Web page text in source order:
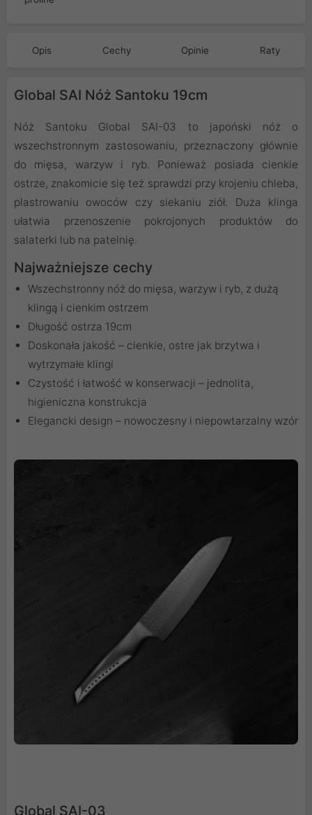
Opis Cechy Opinie Raty
Global SAI Nóż Santoku 19cm
Nóż Santoku Global SAI-03 to japoński nóż o
wszechstronnym zastosowaniu, przeznaczony głównie
do mięsa, warzyw i ryb. Ponieważ posiada cienkie
ostrze, znakomicie się też sprawdzi przy krojeniu chleba,
plastrowaniu owoców czy siekaniu ziół. Duża klinga
ułatwia przenoszenie pokrojonych produktów do
salaterki lub na patelnię.
Najważniejsze cechy
Wszechstronny nóż do mięsa, warzyw i ryb, z dużą
klingą i cienkim ostrzem
Długość ostrza 19cm
Doskonała jakość – cienkie, ostre jak brzytwa i
wytrzymałe klingi
Czystość i łatwość w konserwacji – jednolita,
higieniczna konstrukcja
Elegancki design – nowoczesny i niepowtarzalny wzór
Global SAI-03